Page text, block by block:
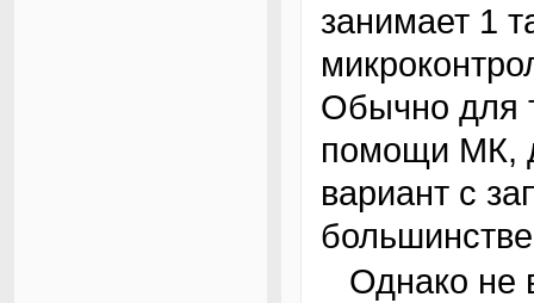
занимает 1
Обычно для
помощи МК,
вариант с
Однако не все атомарные операции столь